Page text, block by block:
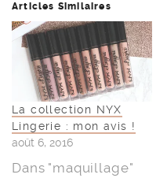
Articles Similaires
La collection NYX
Lingerie : mon avis !
août 6, 2016
Dans "maquillage"